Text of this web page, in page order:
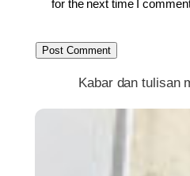
for the next time I
Kabar dan tulisan